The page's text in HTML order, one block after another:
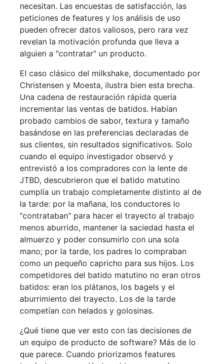
necesitan. Las encuestas de satisfacción, las
peticiones de features y los análisis de uso
pueden ofrecer datos valiosos, pero rara vez
revelan la motivación profunda que lleva a
alguien a "contratar" un producto.
El caso clásico del milkshake, documentado por
Christensen y Moesta, ilustra bien esta brecha.
Una cadena de restauración rápida quería
incrementar las ventas de batidos. Habían
probado cambios de sabor, textura y tamaño
basándose en las preferencias declaradas de
sus clientes, sin resultados significativos. Solo
cuando el equipo investigador observó y
entrevistó a los compradores con la lente de
JTBD, descubrieron que el batido matutino
cumplía un trabajo completamente distinto al de
la tarde: por la mañana, los conductores lo
"contrataban" para hacer el trayecto al trabajo
menos aburrido, mantener la saciedad hasta el
almuerzo y poder consumirlo con una sola
mano; por la tarde, los padres lo compraban
como un pequeño capricho para sus hijos. Los
competidores del batido matutino no eran otros
batidos: eran los plátanos, los bagels y el
aburrimiento del trayecto. Los de la tarde
competían con helados y golosinas.
¿Qué tiene que ver esto con las decisiones de
un equipo de producto de software? Más de lo
que parece. Cuando priorizamos features